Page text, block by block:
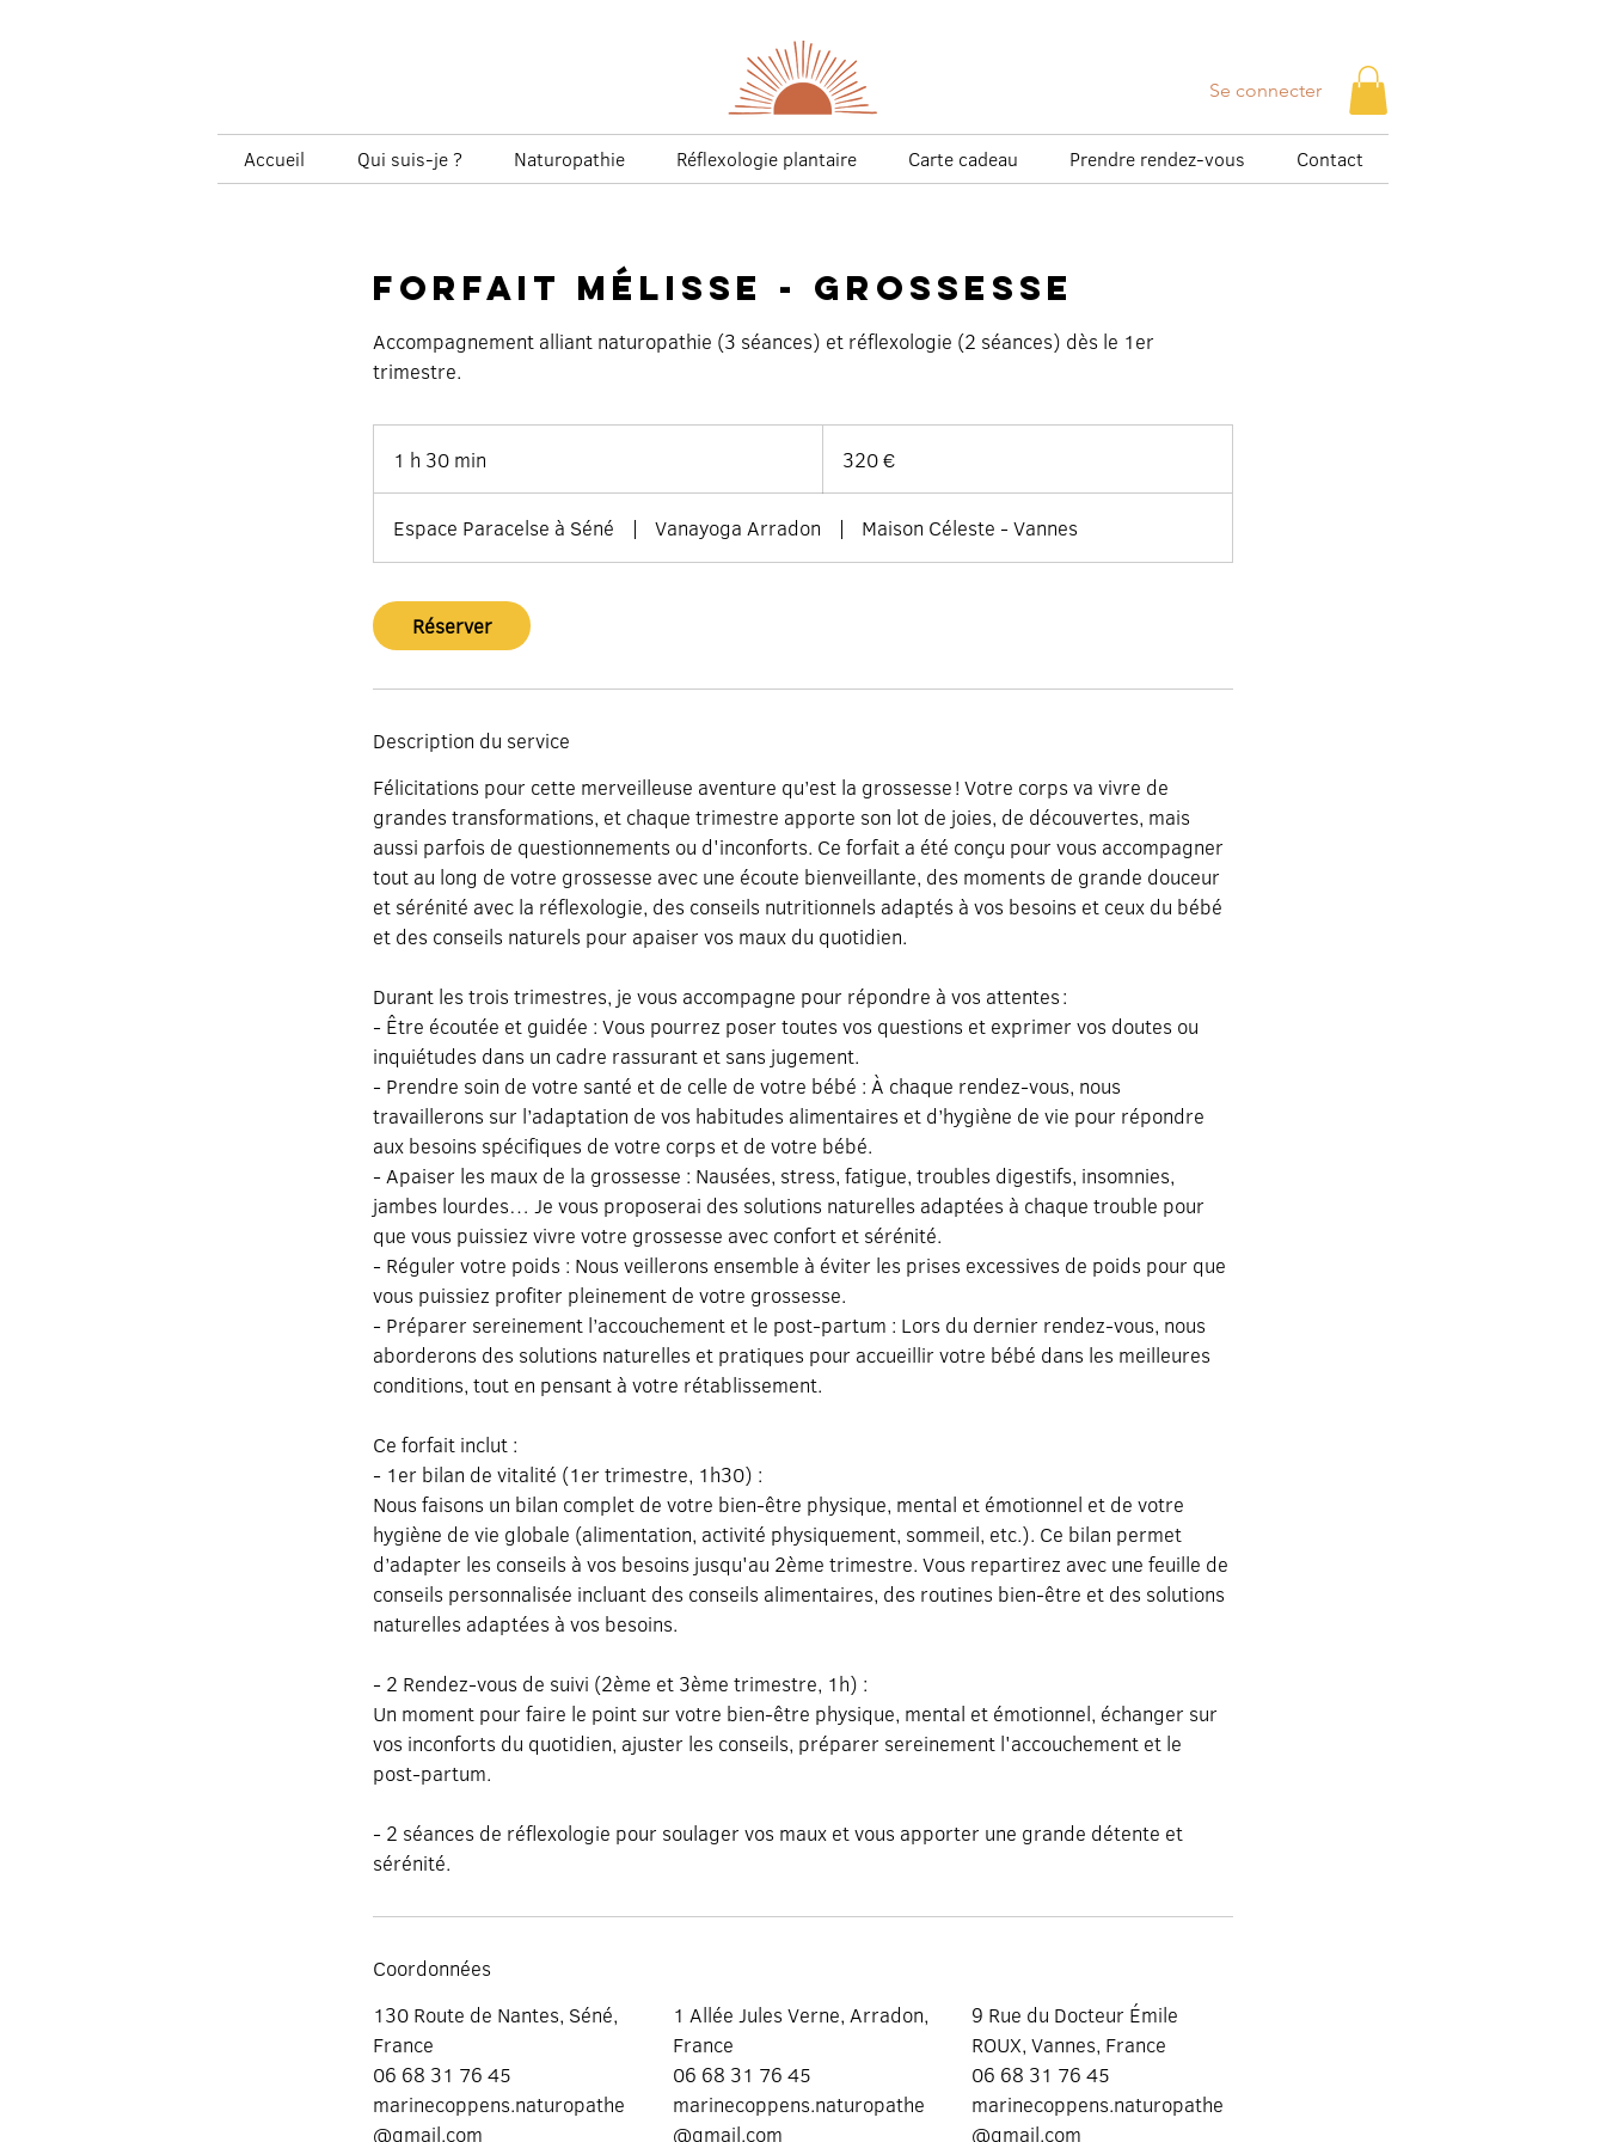
Se connecter
Accueil Qui suis-je ? Naturopathie Réflexologie plantaire Carte cadeau Prendre rendez-vous Contact
Forfait Mélisse - Grossesse
Accompagnement alliant naturopathie (3 séances) et réflexologie (2 séances) dès le 1er
trimestre.
1 h 30 min
3
0
n
320 €
Espace Paracelse à Séné | Vanayoga Arradon | Maison Céleste - Vannes
Réserver
Description du service
Félicitations pour cette merveilleuse aventure qu’est la grossesse ! Votre corps va vivre de
grandes transformations, et chaque trimestre apporte son lot de joies, de découvertes, mais
aussi parfois de questionnements ou d'inconforts. Ce forfait a été conçu pour vous accompagner
tout au long de votre grossesse avec une écoute bienveillante, des moments de grande douceur
et sérénité avec la réflexologie, des conseils nutritionnels adaptés à vos besoins et ceux du bébé
et des conseils naturels pour apaiser vos maux du quotidien.
Durant les trois trimestres, je vous accompagne pour répondre à vos attentes :
- Être écoutée et guidée : Vous pourrez poser toutes vos questions et exprimer vos doutes ou
inquiétudes dans un cadre rassurant et sans jugement.
- Prendre soin de votre santé et de celle de votre bébé : À chaque rendez-vous, nous
travaillerons sur l’adaptation de vos habitudes alimentaires et d’hygiène de vie pour répondre
aux besoins spécifiques de votre corps et de votre bébé.
- Apaiser les maux de la grossesse : Nausées, stress, fatigue, troubles digestifs, insomnies,
jambes lourdes… Je vous proposerai des solutions naturelles adaptées à chaque trouble pour
que vous puissiez vivre votre grossesse avec confort et sérénité.
- Réguler votre poids : Nous veillerons ensemble à éviter les prises excessives de poids pour que
vous puissiez profiter pleinement de votre grossesse.
- Préparer sereinement l’accouchement et le post-partum : Lors du dernier rendez-vous, nous
aborderons des solutions naturelles et pratiques pour accueillir votre bébé dans les meilleures
conditions, tout en pensant à votre rétablissement.
Ce forfait inclut :
- 1er bilan de vitalité (1er trimestre, 1h30) :
Nous faisons un bilan complet de votre bien-être physique, mental et émotionnel et de votre
hygiène de vie globale (alimentation, activité physiquement, sommeil, etc.). Ce bilan permet
d’adapter les conseils à vos besoins jusqu'au 2ème trimestre. Vous repartirez avec une feuille de
conseils personnalisée incluant des conseils alimentaires, des routines bien-être et des solutions
naturelles adaptées à vos besoins.
- 2 Rendez-vous de suivi (2ème et 3ème trimestre, 1h) :
Un moment pour faire le point sur votre bien-être physique, mental et émotionnel, échanger sur
vos inconforts du quotidien, ajuster les conseils, préparer sereinement l'accouchement et le
post-partum.
- 2 séances de réflexologie pour soulager vos maux et vous apporter une grande détente et
Coordonnées
130 Route de Nantes, Séné,
France
06 68 31 76 45
marinecoppens.naturopathe
@gmail.com
1 Allée Jules Verne, Arradon,
France
06 68 31 76 45
marinecoppens.naturopathe
@gmail.com
9 Rue du Docteur Émile
ROUX, Vannes, France
06 68 31 76 45
marinecoppens.naturopathe
@gmail.com